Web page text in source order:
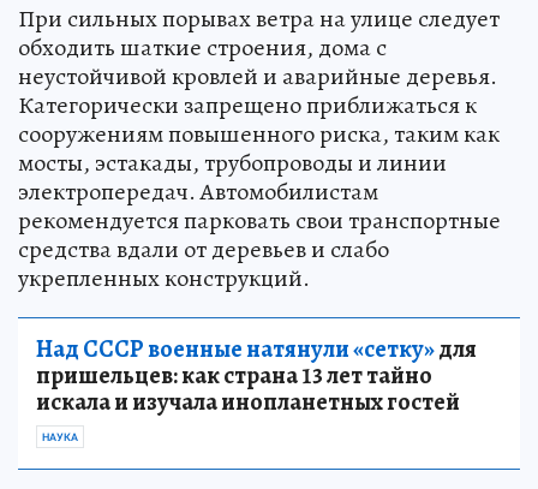
При сильных порывах ветра на улице следует
обходить шаткие строения, дома с
неустойчивой кровлей и аварийные деревья.
Категорически запрещено приближаться к
сооружениям повышенного риска, таким как
мосты, эстакады, трубопроводы и линии
электропередач. Автомобилистам
рекомендуется парковать свои транспортные
средства вдали от деревьев и слабо
укрепленных конструкций.
Над СССР военные натянули «сетку»для
пришельцев: как страна 13 лет тайно
искала и изучала инопланетных гостей
НАУКА